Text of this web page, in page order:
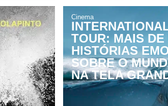
Cinema
TOUR: MAIS
HISTÓRIAS
SOBRE O
NA TELA